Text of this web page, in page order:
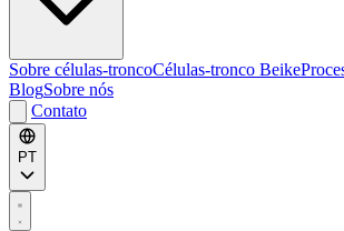
Sobre células-troncoCélulas-tronco Beike
BlogSobre nós
Contato
PT